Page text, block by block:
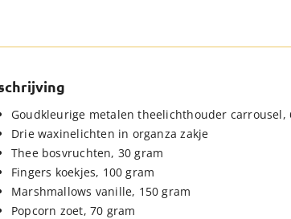
Goudkleurige metalen theelichthouder carrousel,
Drie waxinelichten in organza zakje
Thee bosvruchten, 30 gram
Fingers koekjes, 100 gram
Marshmallows vanille, 150 gram
Popcorn zoet, 70 gram